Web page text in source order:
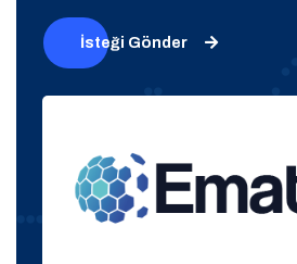
İsteği Gönder